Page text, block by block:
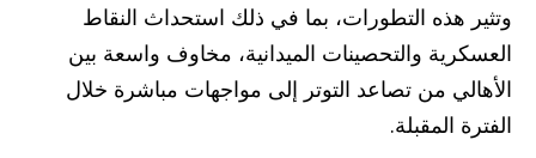
وتثير هذه التطورات، بما في ذلك استحداث النقاط
العسكرية والتحصينات الميدانية، مخاوف واسعة بين
الأهالي من تصاعد التوتر إلى مواجهات مباشرة خلال
الفترة المقبلة.